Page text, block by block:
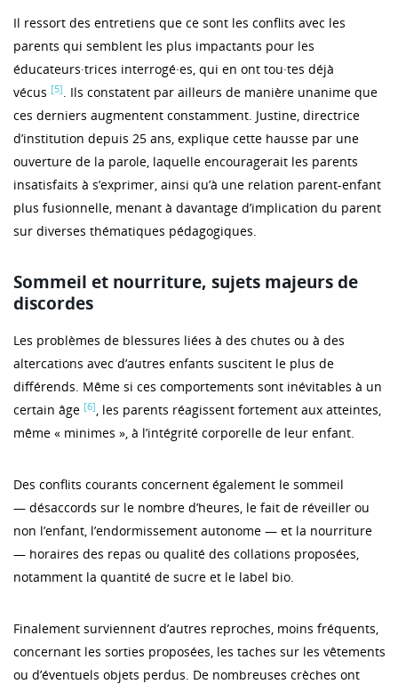
Il ressort des entretiens que ce sont les conflits avec les
parents qui semblent les plus impactants pour les
éducateurs·trices interrogé·es, qui en ont tou·tes déjà
vécus [5]. Ils constatent par ailleurs de manière unanime que
ces derniers augmentent constamment. Justine, directrice
d’institution depuis 25 ans, explique cette hausse par une
ouverture de la parole, laquelle encouragerait les parents
insatisfaits à s’exprimer, ainsi qu’à une relation parent-enfant
plus fusionnelle, menant à davantage d’implication du parent
sur diverses thématiques pédagogiques.
Sommeil et nourriture, sujets majeurs de
discordes
Les problèmes de blessures liées à des chutes ou à des
altercations avec d’autres enfants suscitent le plus de
différends. Même si ces comportements sont inévitables à un
certain âge [6], les parents réagissent fortement aux atteintes,
même « minimes », à l’intégrité corporelle de leur enfant.
Des conflits courants concernent également le sommeil
— désaccords sur le nombre d’heures, le fait de réveiller ou
non l’enfant, l’endormissement autonome — et la nourriture
— horaires des repas ou qualité des collations proposées,
notamment la quantité de sucre et le label bio.
Finalement surviennent d’autres reproches, moins fréquents,
concernant les sorties proposées, les taches sur les vêtements
ou d’éventuels objets perdus. De nombreuses crèches ont